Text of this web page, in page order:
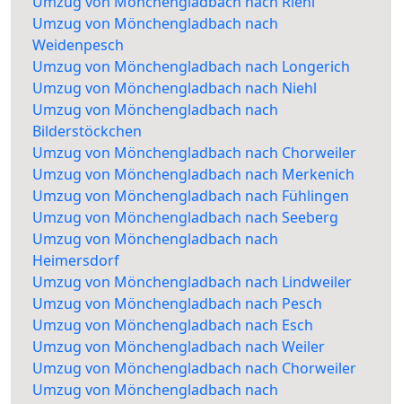
Umzug von Mönchengladbach nach
Weidenpesch
Umzug von Mönchengladbach nach Longerich
Umzug von Mönchengladbach nach Niehl
Umzug von Mönchengladbach nach
Bilderstöckchen
Umzug von Mönchengladbach nach Chorweiler
Umzug von Mönchengladbach nach Merkenich
Umzug von Mönchengladbach nach Fühlingen
Umzug von Mönchengladbach nach Seeberg
Umzug von Mönchengladbach nach
Heimersdorf
Umzug von Mönchengladbach nach Lindweiler
Umzug von Mönchengladbach nach Pesch
Umzug von Mönchengladbach nach Esch
Umzug von Mönchengladbach nach Weiler
Umzug von Mönchengladbach nach Chorweiler
Umzug von Mönchengladbach nach